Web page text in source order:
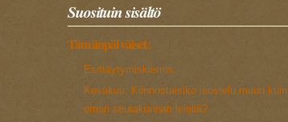
Suosituin sisältö
Tämänpäiväiset:
Esittäytymiskierros
Kesäkuu: Kiinnostaisiko isostelu muun kuin
oman seurakunnan leirillä?